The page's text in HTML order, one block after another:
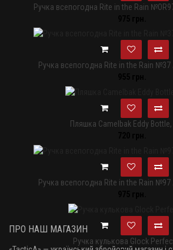
Ручка всепогодна Rite in the Rain
Ручка всепогодна Rite in the Rain №37
Пляшка Camelbak Eddy Bottle,
Ручка всепогодна Rite in the Rain №97
Ручка кулькова Glock
ПРО НАШ МАГАЗИН